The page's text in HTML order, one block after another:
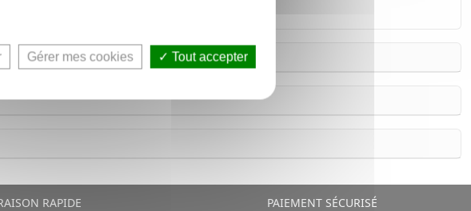
RAPIDE PAIEMENT SÉCURISÉ
Gérer mes cookies Tout accepter